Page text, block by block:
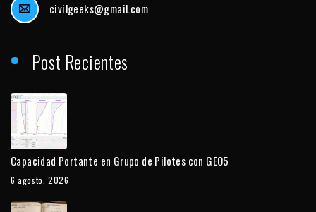
civilgeeks@gmail.com
Post Recientes
Capacidad Portante en Grupo de Pilotes con GEO5
6 agosto, 2026